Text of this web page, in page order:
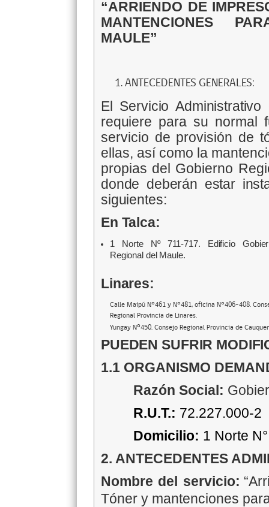
“ARRIENDO DE
MANTENCIONES
MAULE”
ANTECEDENTES GENERALES:
El Servicio
requiere para su normal
servicio de provisión de
ellas, así como la
propias del Gobierno
donde deberán estar
siguientes:
En Talca:
1 Norte Nº 711-717. Edificio
Regional del Maule.
Linares:
Calle Maipú N°461 y N°481, oficina N°406-408.
Regional Provincia de Linares.
Yungay Nº450. Consejo Regional Provincia de
PUEDEN SUFRIR
1.1 ORGANISMO
Razón Social:
R.U.T.: 72.227.000-2
Domicilio: 1 Norte
2. ANTECEDENTES
Nombre del servicio:
Tóner y mantenciones